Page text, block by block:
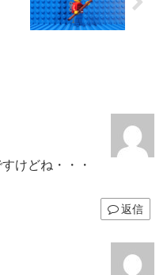
けどね・・・
返信